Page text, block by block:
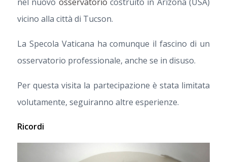
vicino alla città di Tucson.
La Specola Vaticana ha comunque il fascino di un
osservatorio professionale, anche se in disuso.
Per questa visita la partecipazione è stata limitata
volutamente, seguiranno altre esperienze.
Ricordi